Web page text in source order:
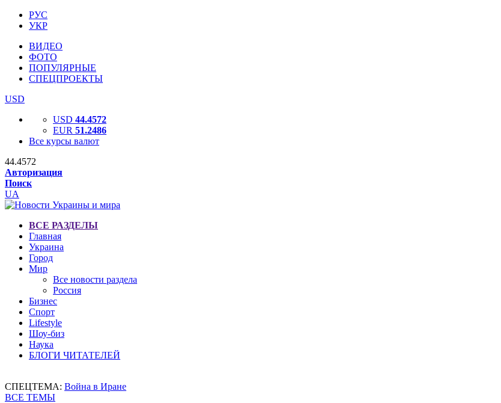
РУС
УКР
ВИДЕО
ФОТО
ПОПУЛЯРНЫЕ
СПЕЦПРОЕКТЫ
USD
USD 44.4572
EUR 51.2486
Все курсы валют
44.4572
Авторизация
Поиск
UA
ВСЕ РАЗДЕЛЫ
Главная
Украина
Город
Мир
Все новости раздела
Россия
Бизнес
Спорт
Lifestyle
Шоу-биз
Наука
БЛОГИ ЧИТАТЕЛЕЙ
СПЕЦТЕМА: Война в Иране
ВСЕ ТЕМЫ